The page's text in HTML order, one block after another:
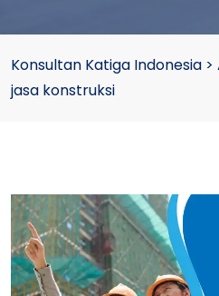
Konsultan Katiga Indonesia >
jasa konstruksi